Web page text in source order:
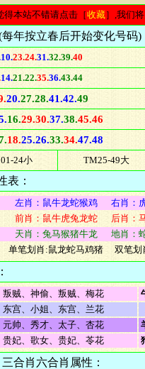
本站不错请点击［收藏］,我们
年按立春后开始变化号码)
23.24.31.32.39.40
14.21.22.35.36.43.44
20.27.28.41.42.49
16.29.30.37.38.45.46
18.25.26.33.34.47.48
24小 TM25-49大
表：
左肖：鼠牛龙蛇猴鸡 右肖：
前肖：鼠牛虎兔龙蛇 后肖：
天肖：兔马猴猪牛龙 地肖：
单笔划肖:鼠龙蛇马鸡猪 双笔划
叛贼、神偷、叛贼、梅花
东宫、小姐、东宫、兰花
元帅、秀才、太子、杏花
贵妃、歌女、贵妃、苓花
合肖六合肖属性：